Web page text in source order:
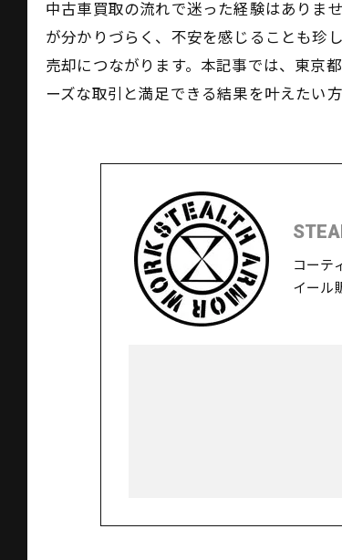
中古車買取の流れで迷った経験はありま
が分かりづらく、不安を感じることも珍
売却につながります。本記事では、東京
ーズな取引と満足できる結果を叶えたい
コーテ
イール